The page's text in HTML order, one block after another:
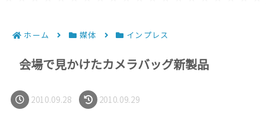
ホーム 媒体 インプレス
会場で見かけたカメラバッグ新製品
2010.09.28 2010.09.29